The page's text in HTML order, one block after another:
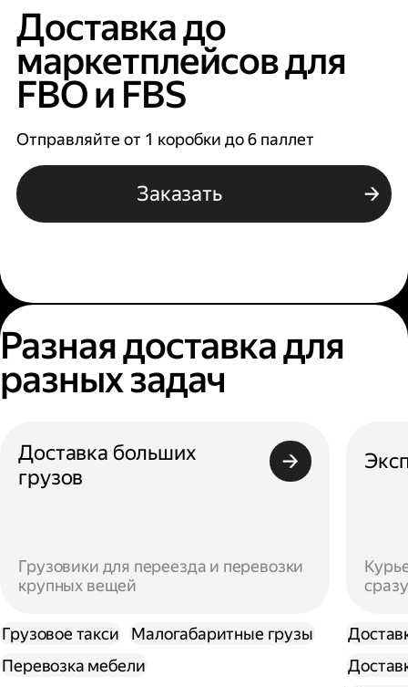
Доставка до
маркетплейсов для
FBO и FBS
Отправляйте от 1 коробки до 6 паллет
Заказать
Разная доставка для
разных задач
Доставка больших
грузов
Грузовики для переезда и перевозки
крупных вещей
Грузовое такси
Малогабаритные грузы
Перевозка мебели